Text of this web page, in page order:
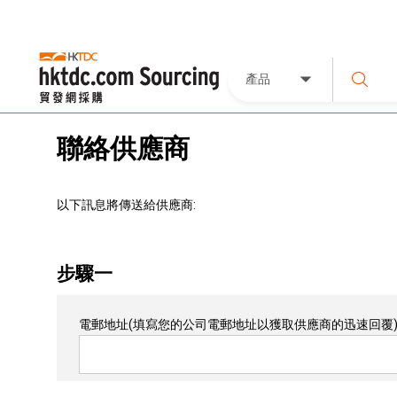
產品
聯絡供應商
以下訊息將傳送給供應商:
步驟一
電郵地址(填寫您的公司電郵地址以獲取供應商的迅速回覆)